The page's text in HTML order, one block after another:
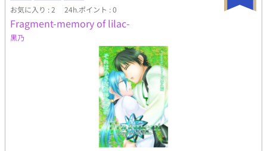
お気に入り : 2 24h.ポイント : 0
Fragment-memory of lilac-
黒乃